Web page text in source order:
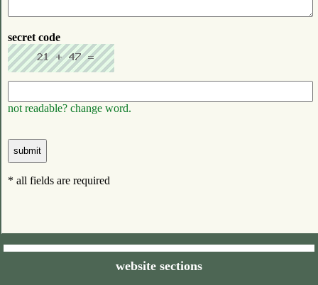
secret code
not readable? change word.
* all fields are required
website sections